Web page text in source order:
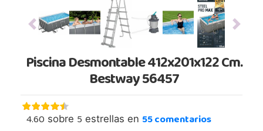
Previous Next
Piscina Desmontable 412x201x122 Cm.
Bestway 56457
4.60 sobre 5 estrellas en 55comentarios